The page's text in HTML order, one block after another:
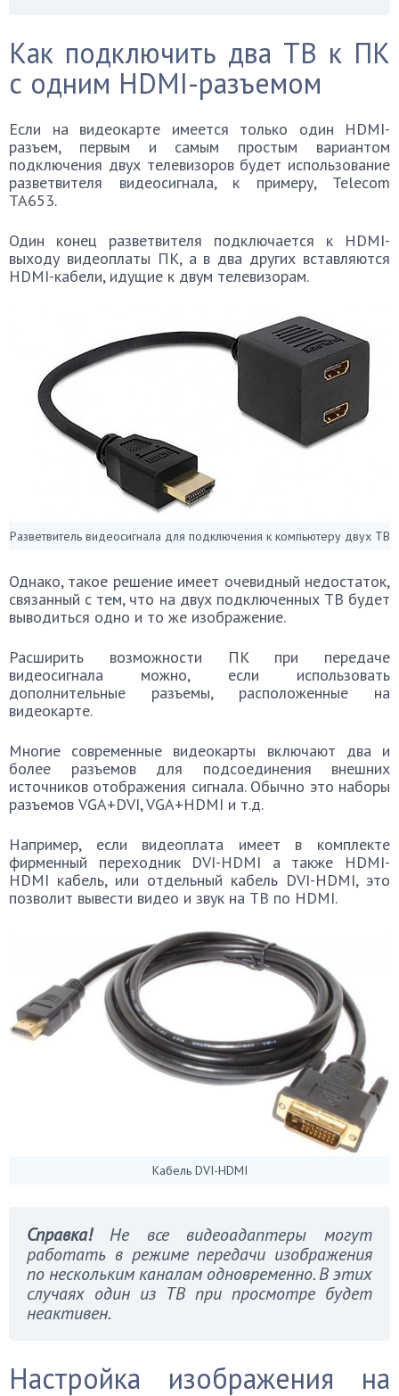
Как подключить два ТВ к ПК
с одним HDMI-разъемом
Если на видеокарте имеется только один HDMI-
разъем, первым и самым простым вариантом
подключения двух телевизоров будет использование
разветвителя видеосигнала, к примеру, Telecom
TA653.
Один конец разветвителя подключается к HDMI-
выходу видеоплаты ПК, а в два других вставляются
HDMI-кабели, идущие к двум телевизорам.
Разветвитель видеосигнала для подключения к компьютеру двух ТВ
Однако, такое решение имеет очевидный недостаток,
связанный с тем, что на двух подключенных ТВ будет
выводиться одно и то же изображение.
Расширить возможности ПК при передаче
видеосигнала можно, если использовать
дополнительные разъемы, расположенные на
видеокарте.
Многие современные видеокарты включают два и
более разъемов для подсоединения внешних
источников отображения сигнала. Обычно это наборы
разъемов VGA+DVI, VGA+HDMI и т.д.
Например, если видеоплата имеет в комплекте
фирменный переходник DVI-HDMI а также HDMI-
HDMI кабель, или отдельный кабель DVI-HDMI, это
позволит вывести видео и звук на ТВ по HDMI.
Кабель DVI-HDMI
Справка! Не все видеоадаптеры могут
работать в режиме передачи изображения
по нескольким каналам одновременно. В этих
случаях один из ТВ при просмотре будет
неактивен.
Настройка изображения на